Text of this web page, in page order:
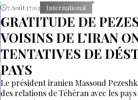
7 Août 17:03 International
GRATITUDE DE
VOISINS DE L’IRAN
TENTATIVES DE
PAYS
Le président iranien Massoud
des relations de Téhéran avec les